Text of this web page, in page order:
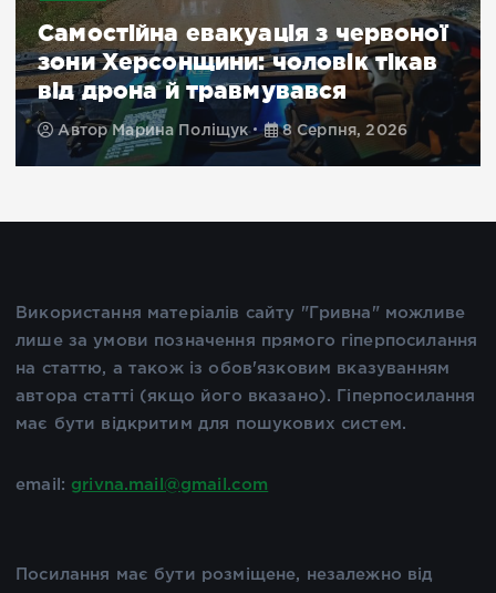
Самостійна евакуація з червоної
зони Херсонщини: чоловік тікав
від дрона й травмувався
Автор Марина Поліщук 8 Серпня, 2026
Використання матеріалів сайту "Гривна" можливе
лише за умови позначення прямого гіперпосилання
на статтю, а також із обов'язковим вказуванням
автора статті (якщо його вказано). Гіперпосилання
має бути відкритим для пошукових систем.
email: grivna.mail@gmail.com
Посилання має бути розміщене, незалежно від